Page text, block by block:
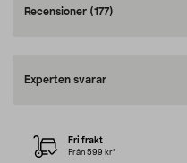
Recensioner (177)
Experten svarar
Fri frakt
Från 599 kr*